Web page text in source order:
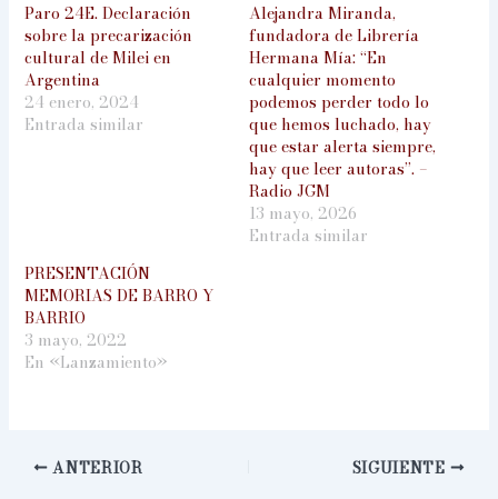
Paro 24E. Declaración
sobre la precarización
cultural de Milei en
Argentina
24 enero, 2024
Entrada similar
Alejandra Miranda,
fundadora de Librería
Hermana Mía: “En
cualquier momento
podemos perder todo lo
que hemos luchado, hay
que estar alerta siempre,
hay que leer autoras”. –
Radio JGM
13 mayo, 2026
Entrada similar
PRESENTACIÓN
MEMORIAS DE BARRO Y
BARRIO
3 mayo, 2022
En «Lanzamiento»
ANTERIOR SIGUIENTE